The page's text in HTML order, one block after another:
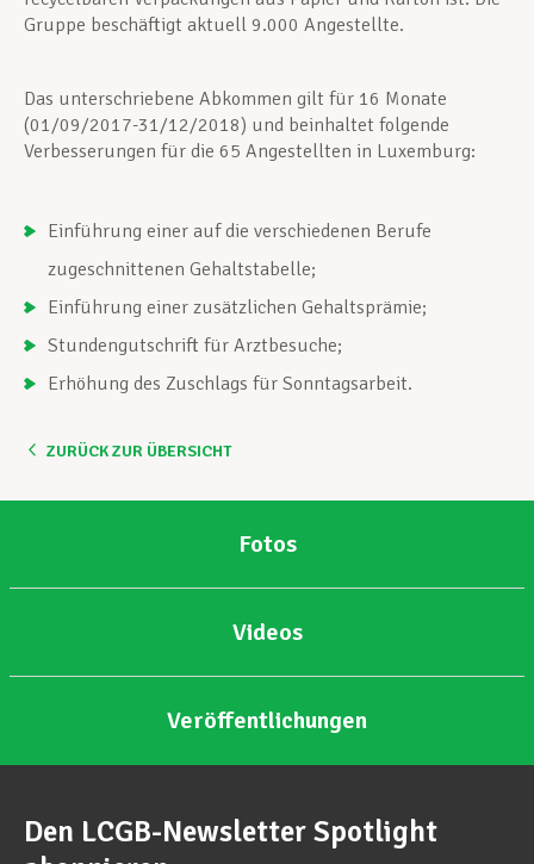
Gruppe beschäftigt aktuell 9.000 Angestellte.
Das unterschriebene Abkommen gilt für 16 Monate
(01/09/2017-31/12/2018) und beinhaltet folgende
Verbesserungen für die 65 Angestellten in Luxemburg:
Einführung einer auf die verschiedenen Berufe
zugeschnittenen Gehaltstabelle;
Einführung einer zusätzlichen Gehaltsprämie;
Stundengutschrift für Arztbesuche;
Erhöhung des Zuschlags für Sonntagsarbeit.
ZURÜCK ZUR ÜBERSICHT
Fotos
Videos
Veröffentlichungen
Den LCGB-Newsletter Spotlight